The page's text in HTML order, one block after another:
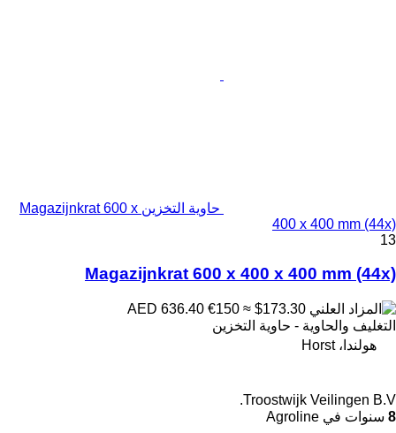
حاوية التخزين Magazijnkrat 600 x
400 x 400 mm (44x)
13
Magazijnkrat 600 x 400 x 400 mm (44x)
€150 ≈ $173.30
التغليف والحاوية - حاوية التخزين
هولندا، Horst
Troostwijk Veilingen B.V.
8 سنوات في Agroline